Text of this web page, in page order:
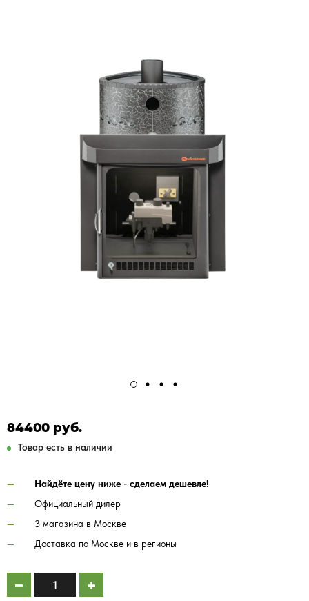
84400 руб.
Товар есть в наличии
Найдёте цену ниже - сделаем дешевле!
Официальный дилер
3 магазина в Москве
Доставка по Москве и в регионы